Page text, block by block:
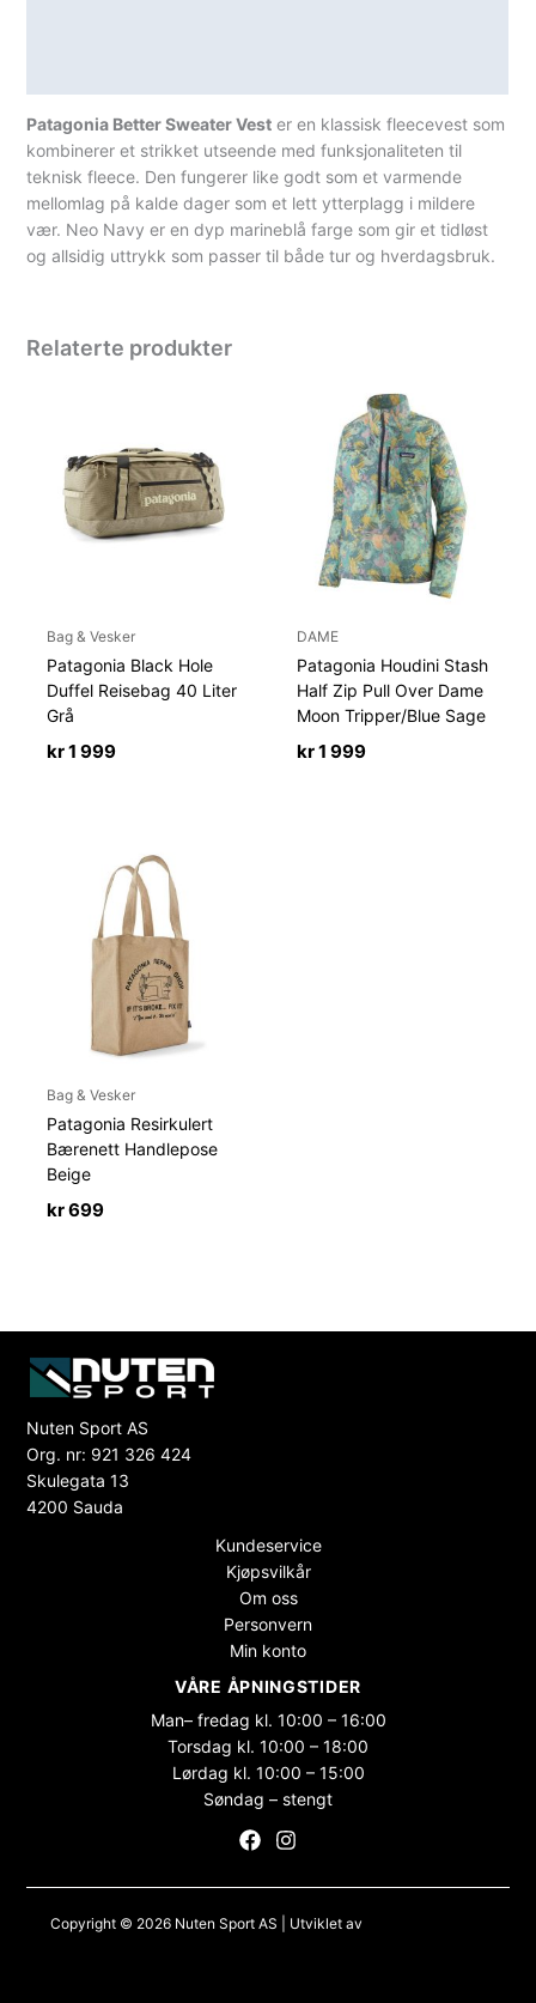
Patagonia Better Sweater Vest er en klassisk fleecevest som
kombinerer et strikket utseende med funksjonaliteten til
teknisk fleece. Den fungerer like godt som et varmende
mellomlag på kalde dager som et lett ytterplagg i mildere
vær. Neo Navy er en dyp marineblå farge som gir et tidløst
og allsidig uttrykk som passer til både tur og hverdagsbruk.
Relaterte produkter
Bag & Vesker
Patagonia Black Hole
Duffel Reisebag 40 Liter
Grå
kr1 999
DAME
Patagonia Houdini Stash
Half Zip Pull Over Dame
Moon Tripper/Blue Sage
kr1 999
Bag & Vesker
Patagonia Resirkulert
Bærenett Handlepose
Beige
kr699
Nuten Sport AS
Org. nr: 921 326 424
Skulegata 13
4200 Sauda
Kundeservice
Kjøpsvilkår
Om oss
Personvern
Min konto
VÅRE ÅPNINGSTIDER
Man– fredag kl. 10:00 – 16:00
Torsdag kl. 10:00 – 18:00
Lørdag kl. 10:00 – 15:00
Søndag – stengt
Copyright © 2026 Nuten Sport AS | Utviklet av